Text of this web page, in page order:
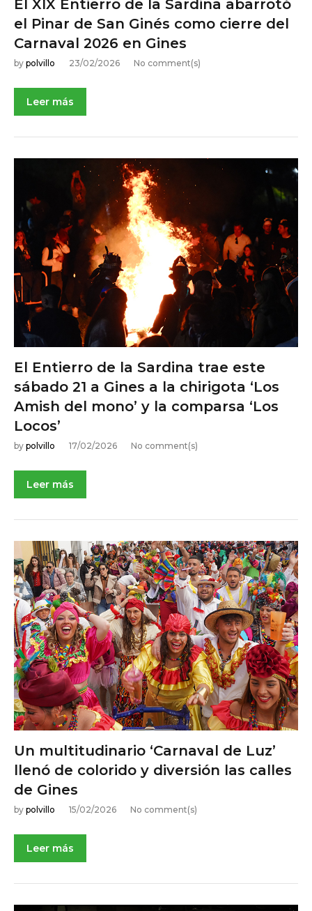
El XIX Entierro de la Sardina abarrotó
el Pinar de San Ginés como cierre del
Carnaval 2026 en Gines
23/02/2026
by polvillo No comment(s)
Leer más
NOTICIAS DE ACTUALIDAD
El Entierro de la Sardina trae este
sábado 21 a Gines a la chirigota ‘Los
Amish del mono’ y la comparsa ‘Los
Locos’
17/02/2026
by polvillo No comment(s)
Leer más
NOTICIAS DE ACTUALIDAD
Un multitudinario ‘Carnaval de Luz’
llenó de colorido y diversión las calles
de Gines
15/02/2026
by polvillo No comment(s)
Leer más